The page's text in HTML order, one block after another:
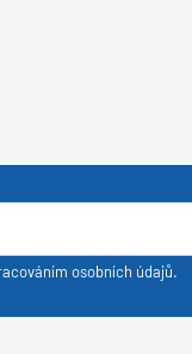
osobních údajů.